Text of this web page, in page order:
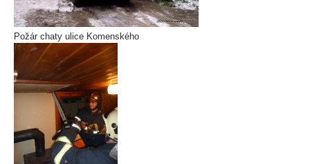
Požár chaty ulice Komenského